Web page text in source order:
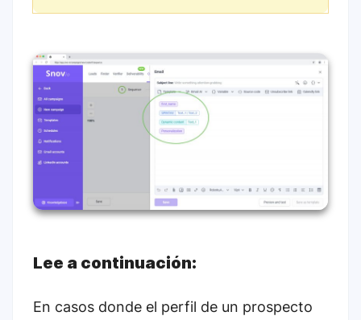
Lee a continuación:
En casos donde el perfil de un prospecto